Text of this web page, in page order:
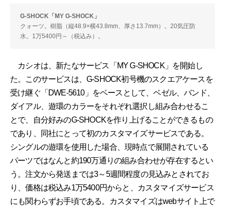
G-SHOCK「MY G-SHOCK」
クォーツ。樹脂（縦48.9×横43.8mm、厚さ13.7mm）。20気圧防
水。1万5400円～（税込み）。
カシオは、新たなサービス「MY G-SHOCK」を開始し
た。このサービスは、G-SHOCK初号機のスクエアケースを
受け継ぐ「DWE-5610」をベースとして、ベゼル、バンド、
ダイアル、遊環のカラーをそれぞれ選択し組み合わせるこ
とで、自分好みのG-SHOCKを作り上げることができるもの
であり、同社にとって初のカスタマイズサービスである。
シングルの遊環を使用した場合、現時点で展開されている
パーツではなんと約190万通りの組み合わせが存在するとい
う。注文から発送までは3～5週間程度の見込みとされてお
り、価格は税込み1万5400円からと、カスタマイズサービス
にも関わらずお手頃である。カスタマイズはwebサイト上で